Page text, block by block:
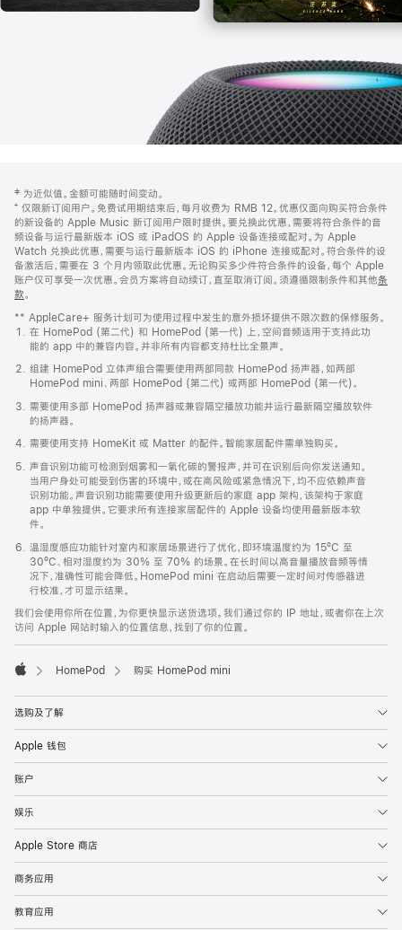
页
页
脚
注
‡ 为近似值。金额可能随时间变动。
⁺ 仅限新订阅用户。免费试用期结束后，每月收费为 RMB 12。优惠仅面向购买符合条件
的新设备的 Apple Music 新订阅用户限时提供。要兑换此优惠，需要将符合条件的音
频设备与运行最新版本 iOS 或 iPadOS 的 Apple 设备连接或配对。为 Apple
Watch 兑换此优惠，需要与运行最新版本 iOS 的 iPhone 连接或配对。符合条件的设
备激活后，需要在 3 个月内领取此优惠。无论购买多少件符合条件的设备，每个 Apple
账户仅可享受一次优惠。会员方案将自动续订，直至取消订阅。须遵循限制条件和其他条
款。
窗
口
中
打
开)
** AppleCare+ 服务计划可为使用过程中发生的意外损坏提供不限次数的保修服务。
在 HomePod (第二代) 和 HomePod (第一代) 上，空间音频适用于支持此功
能的 app 中的兼容内容。并非所有内容都支持杜比全景声。
组建 HomePod 立体声组合需要使用两部同款 HomePod 扬声器，如两部
HomePod mini、两部 HomePod (第二代) 或两部 HomePod (第一代)。
需要使用多部 HomePod 扬声器或兼容隔空播放功能并运行最新隔空播放软件
的扬声器。
需要使用支持 HomeKit 或 Matter 的配件。智能家居配件需单独购买。
声音识别功能可检测到烟雾和一氧化碳的警报声，并可在识别后向你发送通知。
当用户身处可能受到伤害的环境中，或在高风险或紧急情况下，均不应依赖声音
识别功能。声音识别功能需要使用升级更新后的家庭 app 架构，该架构于家庭
app 中单独提供。它要求所有连接家居配件的 Apple 设备均使用最新版本软
件。
温湿度感应功能针对室内和家居场景进行了优化，即环境温度约为 15ºC 至
30ºC、相对湿度约为 30% 至 70% 的场景。在长时间以高音量播放音频等情
况下，准确性可能会降低。HomePod mini 在启动后需要一定时间对传感器进
行校准，才可显示结果。
我们会使用你所在位置，为你更快显示送货选项。我们通过你的 IP 地址，或者你在上次
访问 Apple 网站时输入的位置信息，找到了你的位置。
HomePod 购买 HomePod mini
选购及了解
Apple 钱包
账户
娱乐
Apple Store 商店
商务应用
教育应用